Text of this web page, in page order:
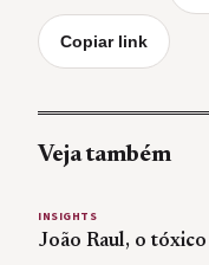
Copiar link
Veja também
INSIGHTS
João Raul, o